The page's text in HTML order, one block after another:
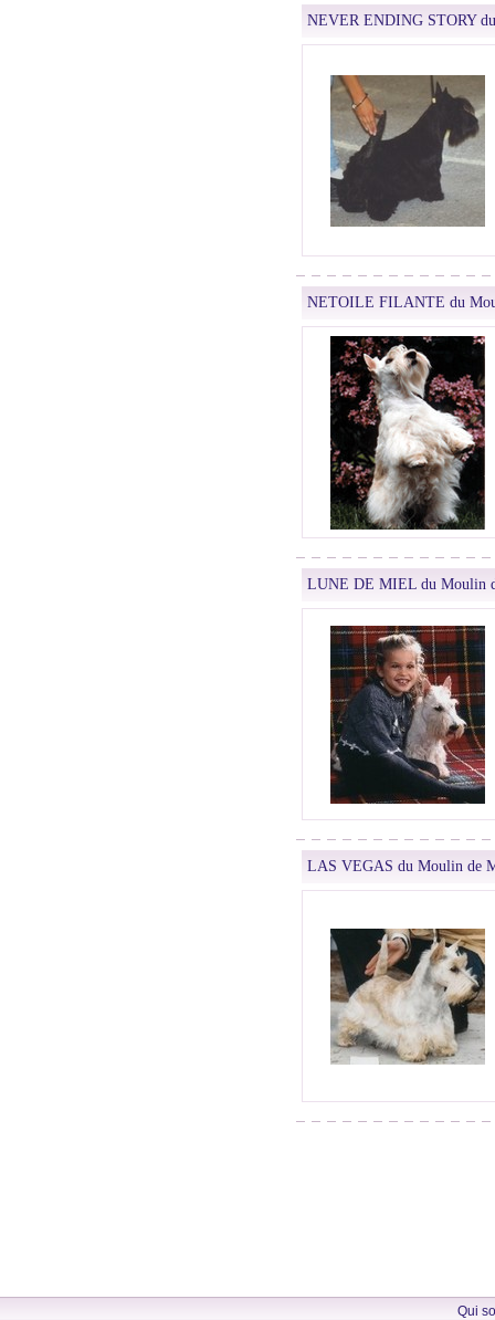
NEVER ENDING STORY
NETOILE FILANTE du
LUNE DE MIEL du Moulin
LAS VEGAS du Moulin de
Qui